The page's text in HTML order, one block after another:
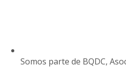
Somos parte de BQDC,